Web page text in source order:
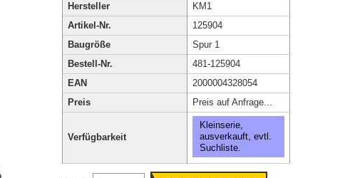
Hersteller
KM1
Artikel-Nr.
125904
Baugröße
Spur 1
Bestell-Nr.
481-125904
EAN
2000004328054
Preis
Preis auf Anfrage...
Verfügbarkeit
Kleinserie,
ausverkauft, evtl.
Suchliste.